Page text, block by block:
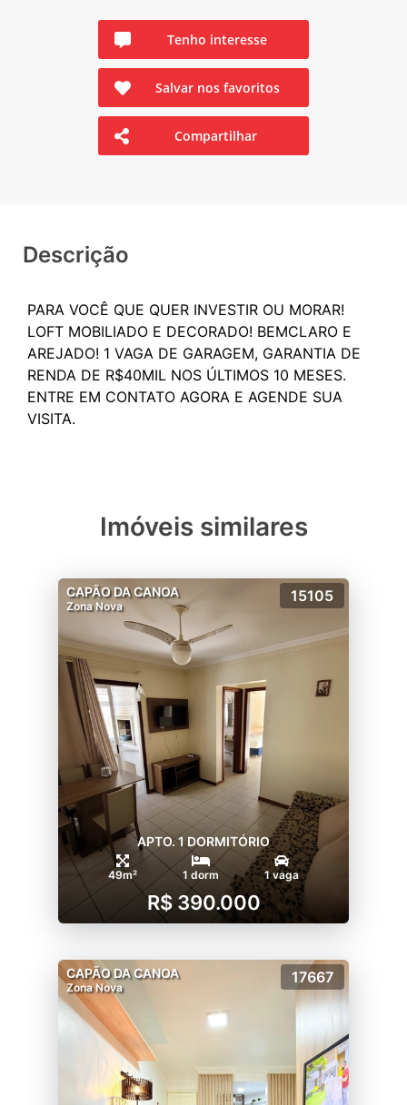
Tenho interesse
Salvar nos favoritos
Compartilhar
Descrição
PARA VOCÊ QUE QUER INVESTIR OU MORAR!
LOFT MOBILIADO E DECORADO! BEMCLARO E
AREJADO! 1 VAGA DE GARAGEM, GARANTIA DE
RENDA DE R$40MIL NOS ÚLTIMOS 10 MESES.
ENTRE EM CONTATO AGORA E AGENDE SUA
Imóveis similares
CAPÃO DA CANOA
Zona Nova
15105
APTO. 1 DORMITÓRIO
49m² 1 dorm 1 vaga
R$ 390.000
CAPÃO DA CANOA
Zona Nova
17667